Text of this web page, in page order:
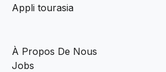
Appli tourasia
À Propos De Nous
Jobs